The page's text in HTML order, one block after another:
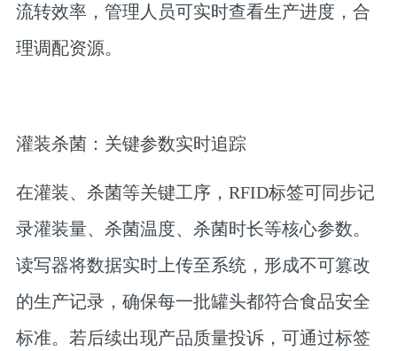
流转效率，管理人员可实时查看生产进度，合
理调配资源。
灌装杀菌：关键参数实时追踪
在灌装、杀菌等关键工序，RFID标签可同步记
录灌装量、杀菌温度、杀菌时长等核心参数。
读写器将数据实时上传至系统，形成不可篡改
的生产记录，确保每一批罐头都符合食品安全
标准。若后续出现产品质量投诉，可通过标签